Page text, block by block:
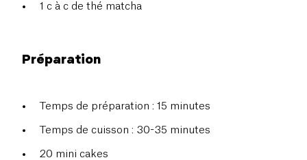
1 c à c de thé matcha
Préparation
Temps de préparation : 15 minutes
Temps de cuisson : 30-35 minutes
20 mini cakes